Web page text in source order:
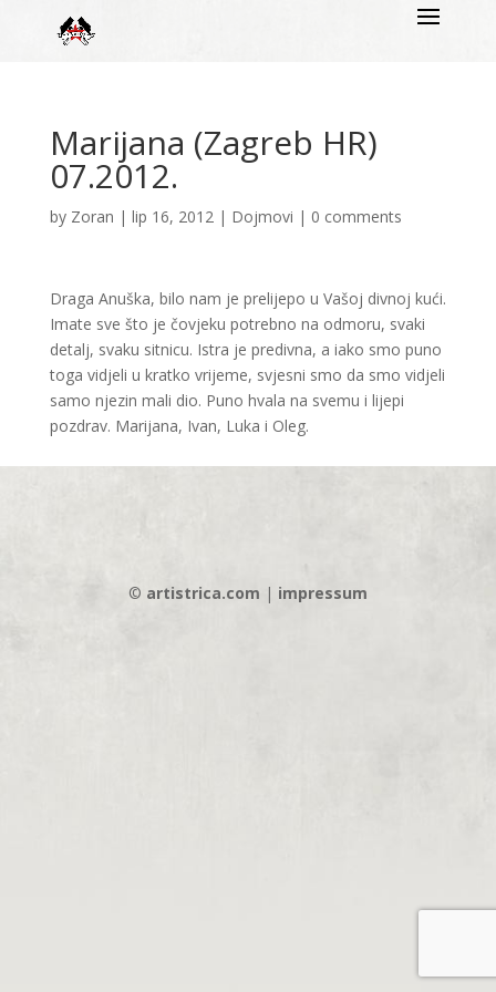
Marijana (Zagreb HR)
07.2012.
by Zoran | lip 16, 2012| Dojmovi | 0 comments
Draga Anuška, bilo nam je prelijepo u Vašoj divnoj kući.
Imate sve što je čovjeku potrebno na odmoru, svaki
detalj, svaku sitnicu. Istra je predivna, a iako smo puno
toga vidjeli u kratko vrijeme, svjesni smo da smo vidjeli
samo njezin mali dio. Puno hvala na svemu i lijepi
pozdrav. Marijana, Ivan, Luka i Oleg.
© artistrica.com | impressum